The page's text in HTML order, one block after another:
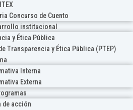
Concurso de Cuento
institucional
y Ética Pública
Transparencia y Ética Pública (PTEP)
Interna
Externa
de acción